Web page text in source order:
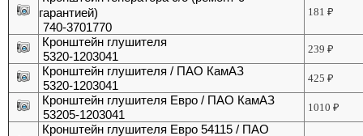
гарантией)
740-3701770
181₽
Кронштейн глушителя
5320-1203041
239₽
Кронштейн глушителя / ПАО КамАЗ
5320-1203041
425₽
Кронштейн глушителя Евро / ПАО КамАЗ
53205-1203041
1010₽
Кронштейн глушителя Евро 54115 / ПАО